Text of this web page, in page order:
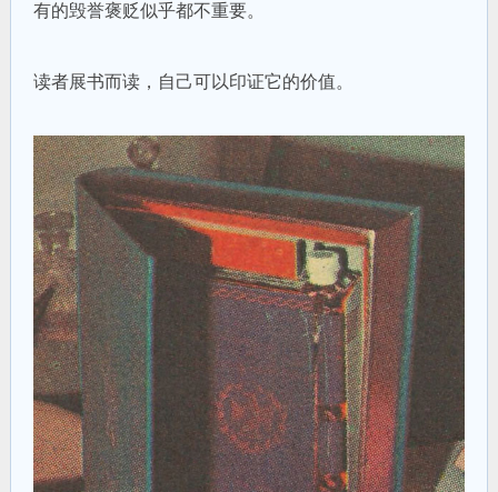
有的毁誉褒贬似乎都不重要。
读者展书而读，自己可以印证它的价值。